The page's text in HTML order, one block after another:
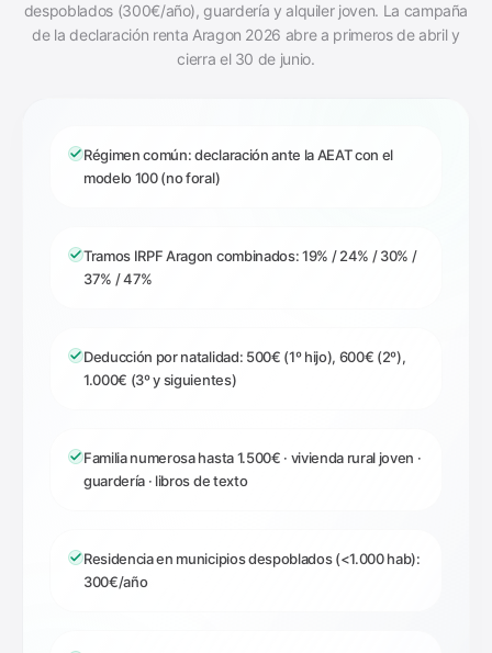
despoblados (300€/año), guardería y alquiler joven. La campaña
de la declaración renta Aragon 2026 abre a primeros de abril y
cierra el 30 de junio.
Régimen común: declaración ante la AEAT con el
modelo 100 (no foral)
Tramos IRPF Aragon combinados: 19% / 24% / 30% /
37% / 47%
Deducción por natalidad: 500€ (1º hijo), 600€ (2º),
1.000€ (3º y siguientes)
Familia numerosa hasta 1.500€ · vivienda rural joven ·
guardería · libros de texto
Residencia en municipios despoblados (<1.000 hab):
300€/año